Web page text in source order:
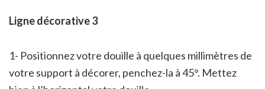
Ligne décorative 3
1- Positionnez votre douille à quelques millimètres de
votre support à décorer, penchez-la à 45°. Mettez